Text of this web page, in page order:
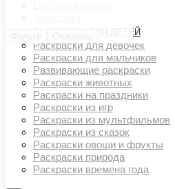
РАСКРАСКИ ДЛЯ ДЕТЕЙ
Раскраски для девочек
Раскраски для мальчиков
Развивающие раскраски
Раскраски животных
Раскраски на праздники
Раскраски из игр
Раскраски из мультфильмов
Раскраски из сказок
Раскраски овощи и фрукты
Раскраски природа
Раскраски времена года